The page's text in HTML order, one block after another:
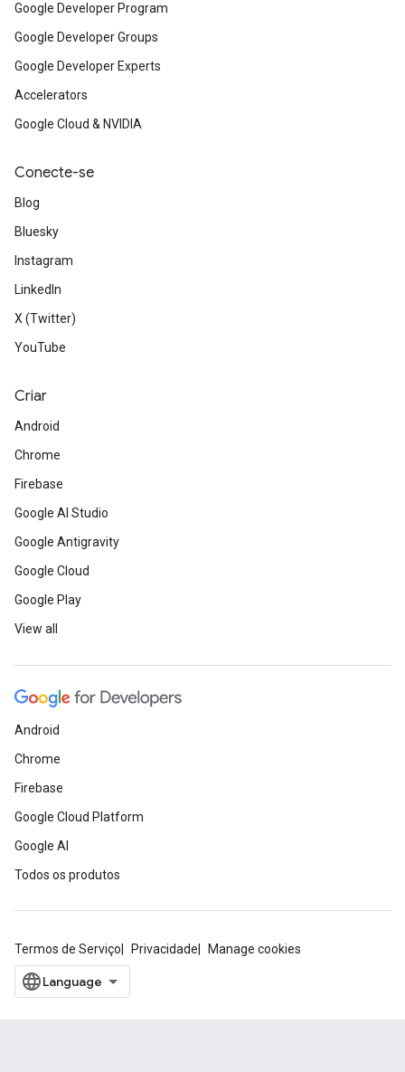
Google Developer Program
Google Developer Groups
Google Developer Experts
Accelerators
Google Cloud & NVIDIA
Conecte-se
Blog
Bluesky
Instagram
LinkedIn
X (Twitter)
YouTube
Criar
Android
Chrome
Firebase
Google AI Studio
Google Antigravity
Google Cloud
Google Play
View all
Android
Chrome
Firebase
Google Cloud Platform
Google AI
Todos os produtos
Termos de Serviço Privacidade Manage cookies